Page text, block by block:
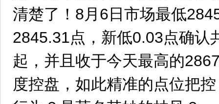
清楚了！8月6日市场最低
2845.31点，新低0.03点确认
起，并且收于今天最高的
度控盘，如此精准的点位把